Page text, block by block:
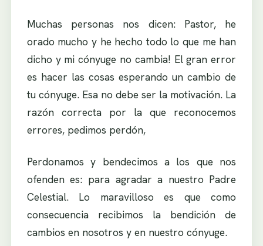
Muchas personas nos dicen: Pastor, he
orado mucho y he hecho todo lo que me han
dicho y mi cónyuge no cambia! El gran error
es hacer las cosas esperando un cambio de
tu cónyuge. Esa no debe ser la motivación. La
razón correcta por la que reconocemos
errores, pedimos perdón,
Perdonamos y bendecimos a los que nos
ofenden es: para agradar a nuestro Padre
Celestial. Lo maravilloso es que como
consecuencia recibimos la bendición de
cambios en nosotros y en nuestro cónyuge.